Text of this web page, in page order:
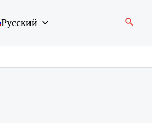
Русский Поиск